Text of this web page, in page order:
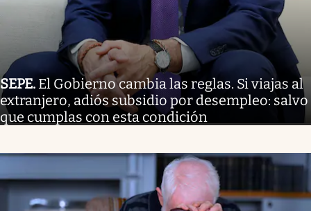
SEPE. El Gobierno cambia las reglas. Si viajas al
extranjero, adiós subsidio por desempleo: salvo
que cumplas con esta condición